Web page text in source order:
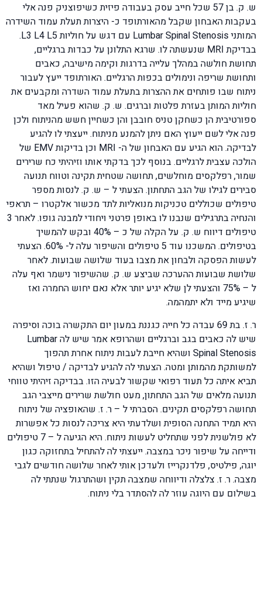
ש. ק. בן 57 שכל חייב עסק בעבודה פיזית כשיפוצניק פנה אלי
בעקבות האבחון שקבל מהאורתופד כ- היצרות תעלת עמוד השידרה
המותני Lumbar Spinal Stenosis עם דגש על חוליות L3 L4 L5.
בבדיקת MRI שנעשתה לו. שרגא התלונן על כבדות ברגליים,
תחושת חולשה במהלך עלייה בדרגות וקימה מישיבה, כאבים
ותחושת שריפה ונימולים בכפות הרגליים. האורתופד ייעץ לעבור
ניתוח שבו פותחים את ההצרות בתעלת עמוד השדרה ומקבעים את
חוליות המותן בעזרת פלטות וברגים. ש. ק. שהוא פעיל מאד
ספורטיבית הן כשחקן טניס חובבן והן כשחיין חשש מהניתוח ולכן
פנה אלי לשם ייעוץ האם ניתן להמנע מניתוח. ייעצתי לו להגיע
לבדיקה. הוא הגיע עם האבחון של ה- MRI וכן בדיקות EMV של
הולכה עצבית לרגליים. בנוסף לכך בדקתי אותו וזיהיתי כח שרירים
שמור, רפלקסים מוחלשים, תחושה שטחית תקינה וטווח תנועה
סבירים לגילו של הגב התחתון. הצעתי ל – ש. ק. לנסות מספר
טיפולים שכוללים טכניקות מנואליות לתד מכשור אלקטרו – תראפי
והנחיה בתרגילים שנבנו לו באופן פרטני ויחודי למבנה גופו. לאחר 3
טיפולים דיווח ש. ק. על הקלה של כ – 40% ובקש להמשיך
בטיפולים. המשכנו עוד 5 טיפולים והשיפור עלה ל- 60%. הצעתי
לעשות הפסקה ולבחון את מצבו בעוד שלושה שבועות. לאחר
שלושת שבועות ההערכה שביצע ש. ק. שהשיפור נישמר ואף עלה
ל – 75% והצעתי לן שלא יגיע יותר אלא נאם יחוש החמרה ואז
שיגיע מייד ולא יתמהמה.
ר. ז. בת 69 עבדה כל חייה כגננת במעון יום התקשרה בוכה וסיפרה
שיש לה כאבים בגב וברגליים ושהרופא אמר שיש לה Lumbar
Spinal Stenosis ושהיא חייבת לעבות ניתוח אחרת תהפוך
למשותקת מהמותן ומטה. הצעתי לה להגיע לבדיקה / טיפול ושהיא
תביא איתה כל תעוד רפואי שקשור לבעיה הזו. בבדיקה זיהיתי טווחי
תנועה מלאים של הגב התחתון, מעט חולשת שרירים מייצבי הגב
תחושה רפלקסים תקינים. הסברתי ל – ר. ז. שהאופציה של ניתוח
היא תמיד התחנה הסופית ושלדעתי היא צריכה לנסות כל אפשרות
לא פולשנית לפני שתחליט לעשות ניתוח. היא הגיעה ל – 7 טיפולים
ודייחה על שיפור ניכר במצבה. ייעצתי לה להתחיל בתחזוקה כגון
יוגה, פילטיס, פלדנקרייז ולעדכן אותי לאחר שלושה חודשים לגבי
מצבה. ר. ז. צלצלה ודיווחה שמצבה תקין ושהתרגול שנתתי לה
בשילום עם היוגה עוזר לה להסתדר בלי ניתוח.